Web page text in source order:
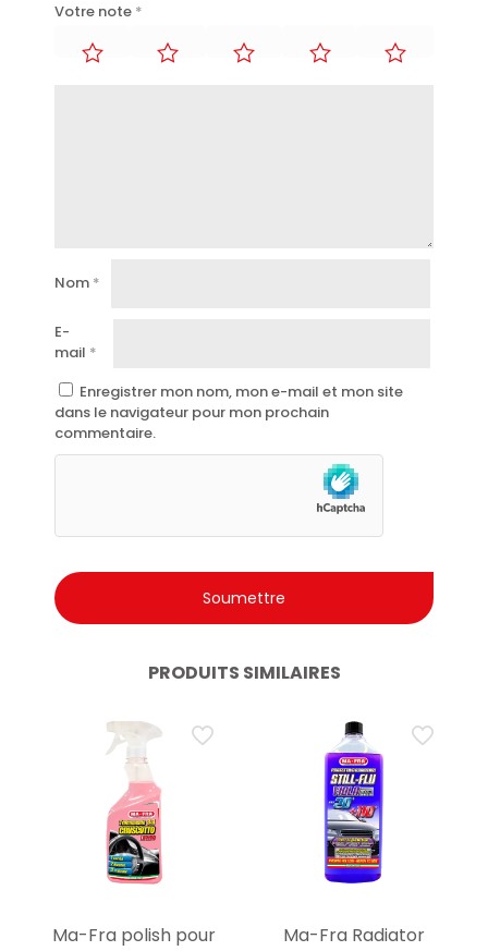
Votre note *
Nom *
E-
mail *
Enregistrer mon nom, mon e-mail et mon site
dans le navigateur pour mon prochain
commentaire.
PRODUITS SIMILAIRES
Ma-Fra polish pour
Ma-Fra Radiator